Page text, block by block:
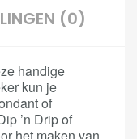
(0)
handige
kun je
of
’n Drip of